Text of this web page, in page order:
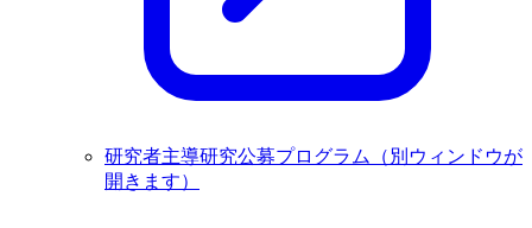
研究者主導研究公募プログラム
（別ウィンドウが
開きます）